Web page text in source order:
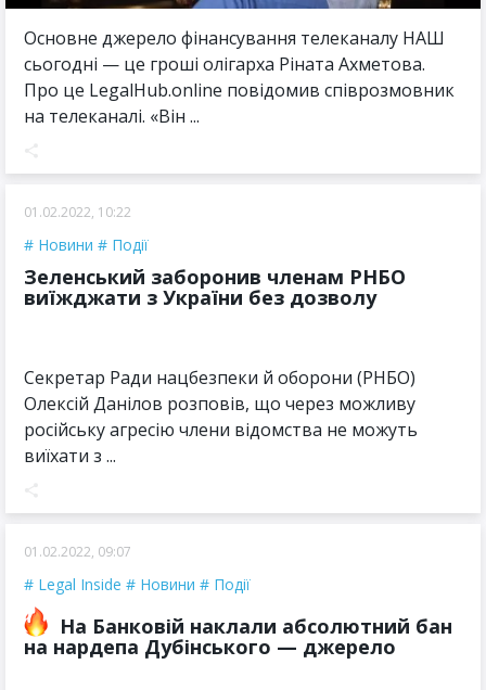
Основне джерело фінансування телеканалу НАШ
сьогодні — це гроші олігарха Ріната Ахметова.
Про це LegalHub.online повідомив співрозмовник
на телеканалі. «Він ...
01.02.2022, 10:22
Новини Події
Зеленський заборонив членам РНБО
виїжджати з України без дозволу
Секретар Ради нацбезпеки й оборони (РНБО)
Олексій Данілов розповів, що через можливу
російську агресію члени відомства не можуть
виїхати з ...
01.02.2022, 09:07
Legal Inside Новини Події
На Банковій наклали абсолютний бан
на нардепа Дубінського — джерело